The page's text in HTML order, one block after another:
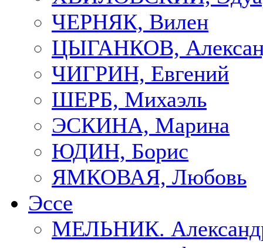
ЧЕРНЯК, Вилен
ЦЫГАНКОВ,
ЧИГРИН, Евгений
ШЕРБ, Михаэль
ЭСКИНА, Марина
ЮДИН, Борис
ЯМКОВАЯ, Любовь
Эссе
МЕЛЬНИК.